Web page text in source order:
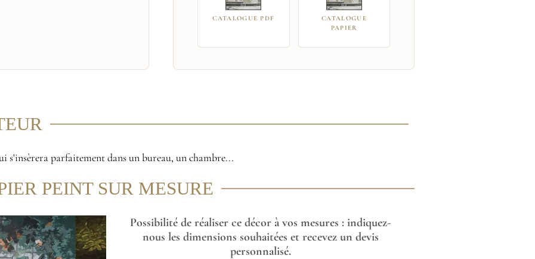
CATALOGUE PDF
CATALOGUE
PAPIER
s'insèrera parfaitement dans un bureau, un chambre...
PEINT SUR MESURE
Possibilité de réaliser ce décor à vos mesures : indiquez-
nous les dimensions souhaitées et recevez un devis
personnalisé.